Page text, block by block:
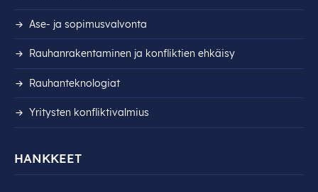
Ase- ja sopimusvalvonta
Rauhanrakentaminen ja konfliktien ehkäisy
Rauhanteknologiat
Yritysten konfliktivalmius
HANKKEET